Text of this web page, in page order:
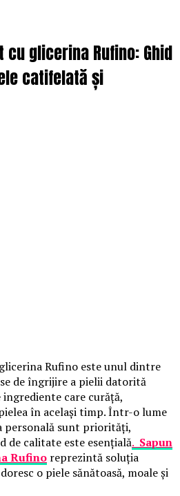
glicerina Rufino: Ghid
catifelată și
Rufino este unul dintre
de îngrijire a pielii datorită
care curăță,
în același timp. Într-o lume
personală sunt priorități,
de calitate este esențială. Sapun
Rufino reprezintă soluția
o piele sănătoasă, moale și